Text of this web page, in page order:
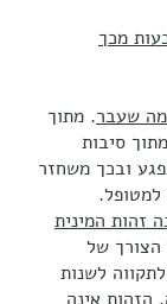
מכך
שעבר. מתוך
סיבות
ובכך משחזר
זהות המינית
הצורך של
לשנות